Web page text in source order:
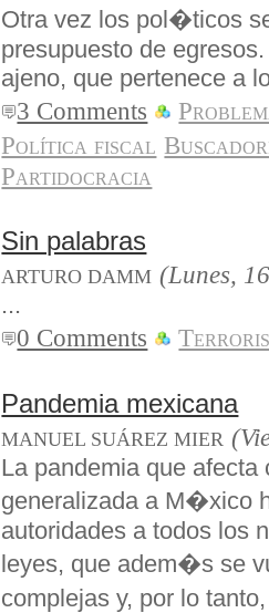
Otra vez los pol�ticos
presupuesto de
ajeno, que pertenece a
3 Comments
Política fiscal
Partidocracia
Sin palabras
ARTURO DAMM (Lunes,
...
0 Comments
Pandemia mexicana
MANUEL SUÁREZ MIER
La pandemia que
generalizada a M�xico
autoridades a todos los
leyes, que adem�s se
complejas y, por lo